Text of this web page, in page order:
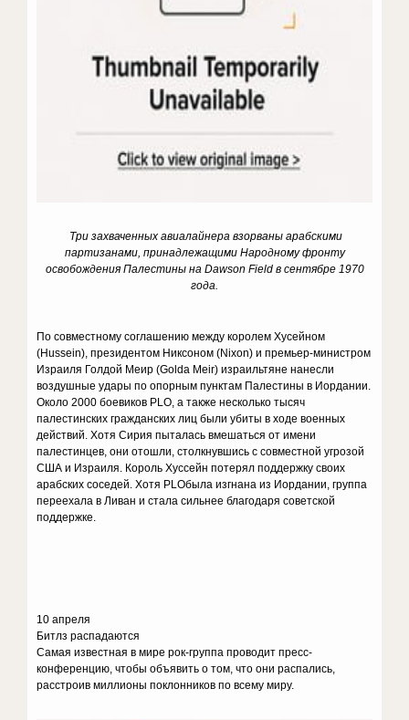
Три захваченных авиалайнера взорваны арабскими
партизанами, принадлежащими Народному фронту
освобождения Палестины на Dawson Field в сентябре 1970
года.
По совместному соглашению между королем Хусейном
(Hussein), президентом Никсоном (Nixon) и премьер-министром
Израиля Голдой Меир (Golda Meir) израильтяне нанесли
воздушные удары по опорным пунктам Палестины в Иордании.
Около 2000 боевиков PLO, а также несколько тысяч
палестинских гражданских лиц были убиты в ходе военных
действий. Хотя Сирия пыталась вмешаться от имени
палестинцев, они отошли, столкнувшись с совместной угрозой
США и Израиля. Король Хуссейн потерял поддержку своих
арабских соседей. Хотя PLOбыла изгнана из Иордании, группа
переехала в Ливан и стала сильнее благодаря советской
поддержке.
10 апреля
Битлз распадаются
Самая известная в мире рок-группа проводит пресс-
конференцию, чтобы объявить о том, что они распались,
расстроив миллионы поклонников по всему миру.